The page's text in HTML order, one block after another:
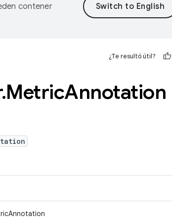
contener
¿Te resultó útil?
.MetricAnnotation